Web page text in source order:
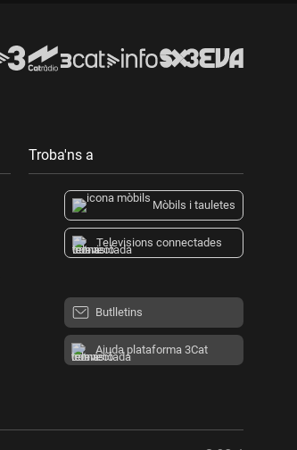
Troba'ns a
Mòbils i tauletes
Televisions connectades
Butlletins
Ajuda plataforma 3Cat